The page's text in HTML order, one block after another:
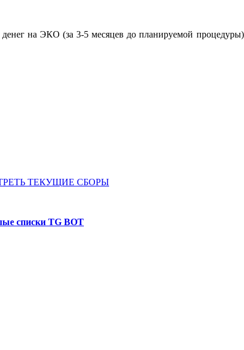
на ЭКО (за 3-5 месяцев до планируемой
ТЕКУЩИЕ СБОРЫ
списки TG BOT